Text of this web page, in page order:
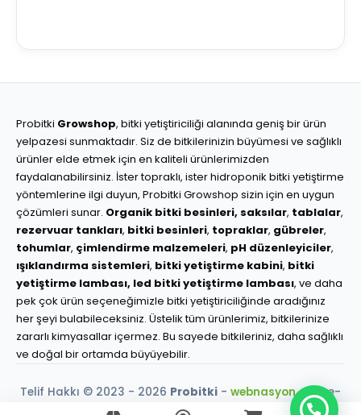
Probitki Growshop, bitki yetiştiriciliği alanında geniş bir ürün
yelpazesi sunmaktadır. Siz de bitkilerinizin büyümesi ve sağlıklı
ürünler elde etmek için en kaliteli ürünlerimizden
faydalanabilirsiniz. İster topraklı, ister hidroponik bitki yetiştirme
yöntemlerine ilgi duyun, Probitki Growshop sizin için en uygun
çözümleri sunar. Organik bitki besinleri, saksılar, tablalar,
rezervuar tankları, bitki besinleri, topraklar, gübreler,
tohumlar, çimlendirme malzemeleri, pH düzenleyiciler,
ışıklandırma sistemleri, bitki yetiştirme kabini, bitki
yetiştirme lambası, led bitki yetiştirme lambası, ve daha
pek çok ürün seçeneğimizle bitki yetiştiriciliğinde aradığınız
her şeyi bulabileceksiniz. Üstelik tüm ürünlerimiz, bitkilerinize
zararlı kimyasallar içermez. Bu sayede bitkileriniz, daha sağlıklı
ve doğal bir ortamda büyüyebilir.
Telif Hakkı © 2023 - 2026 Probitki - webnasyon.come-
ticaret çözümleri.